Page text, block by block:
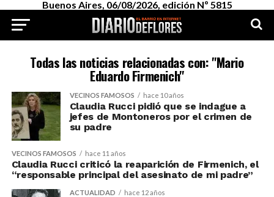
Buenos Aires, 06/08/2026, edición Nº 5815
Todas las noticias relacionadas con: "Mario
Eduardo Firmenich"
VECINOS FAMOSOS hace 10 años
Claudia Rucci pidió que se indague a
jefes de Montoneros por el crimen de
su padre
VECINOS FAMOSOS hace 11 años
Claudia Rucci criticó la reaparición de Firmenich, el
“responsable principal del asesinato de mi padre”
ACTUALIDAD hace 12 años